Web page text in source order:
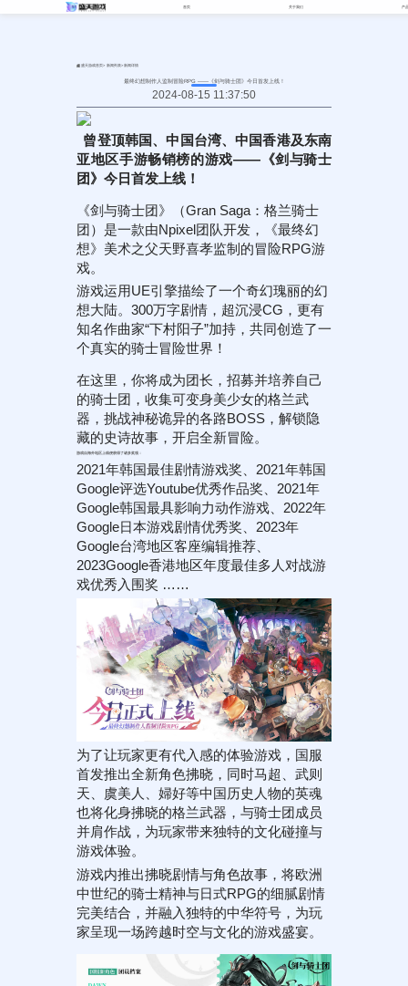
首页 关于我们 产
盛天游戏首页> 新闻列表 > 新闻详情
最终幻想制作人监制冒险RPG ——《剑与骑士团》今日首发上线！
2024-08-15 11:37:50
曾登顶韩国、中国台湾、中国香港及东南
亚地区手游畅销榜的游戏——《剑与骑士
团》今日首发上线！
《剑与骑士团》（Gran Saga：格兰骑士
团）是一款由Npixel团队开发，《最终幻
想》美术之父天野喜孝监制的冒险RPG游
戏。
游戏运用UE引擎描绘了一个奇幻瑰丽的幻
想大陆。300万字剧情，超沉浸CG，更有
知名作曲家“下村阳子”加持，共同创造了一
个真实的骑士冒险世界！
在这里，你将成为团长，招募并培养自己
的骑士团，收集可变身美少女的格兰武
器，挑战神秘诡异的各路BOSS，解锁隐
藏的史诗故事，开启全新冒险。
游戏自海外地区上线便获得了诸多奖项：
2021年韩国最佳剧情游戏奖、2021年韩国
Google评选Youtube优秀作品奖、2021年
Google韩国最具影响力动作游戏、2022年
Google日本游戏剧情优秀奖、2023年
Google台湾地区客座编辑推荐、
2023Google香港地区年度最佳多人对战游
戏优秀入围奖 ……
为了让玩家更有代入感的体验游戏，国服
首发推出全新角色拂晓，同时马超、武则
天、虞美人、婦好等中国历史人物的英魂
也将化身拂晓的格兰武器，与骑士团成员
并肩作战，为玩家带来独特的文化碰撞与
游戏体验。
游戏内推出拂晓剧情与角色故事，将欧洲
中世纪的骑士精神与日式RPG的细腻剧情
完美结合，并融入独特的中华符号，为玩
家呈现一场跨越时空与文化的游戏盛宴。